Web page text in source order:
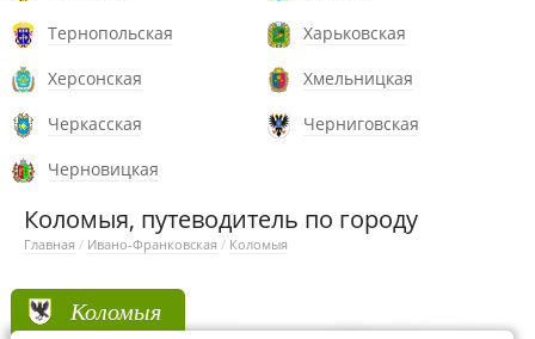
Тернопольская
Харьковская
Херсонская
Хмельницкая
Черкасская
Черниговская
Черновицкая
Коломыя, путеводитель по городу
Главная / Ивано-Франковская / Коломыя
Коломыя